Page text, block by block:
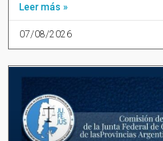
Leer más »
07/08/2026